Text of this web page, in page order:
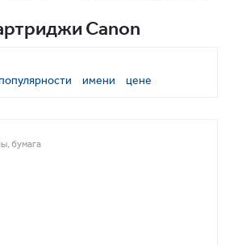
Canon
имени цене
бумага